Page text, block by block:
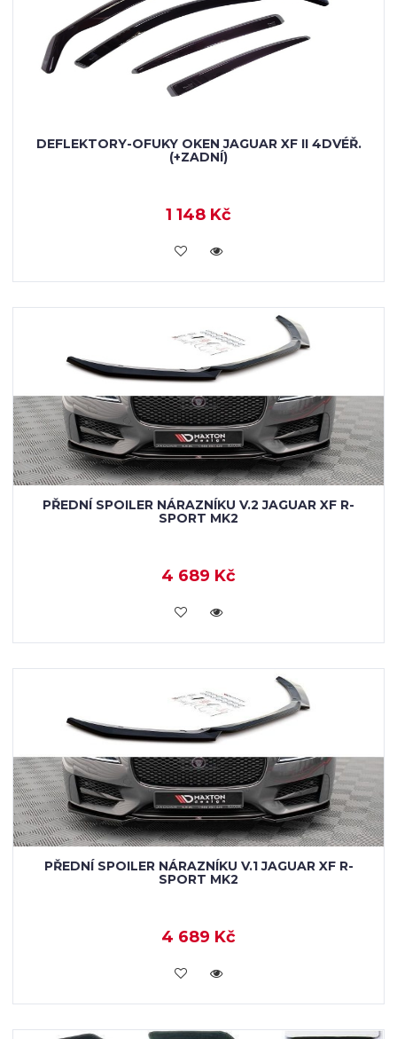
DEFLEKTORY-OFUKY OKEN JAGUAR XF II 4DVÉŘ.
(+ZADNÍ)
1 148 Kč
KOUPIT
PŘEDNÍ SPOILER NÁRAZNÍKU V.2 JAGUAR XF R-
SPORT MK2
4 689 Kč
KOUPIT
PŘEDNÍ SPOILER NÁRAZNÍKU V.1 JAGUAR XF R-
SPORT MK2
4 689 Kč
KOUPIT